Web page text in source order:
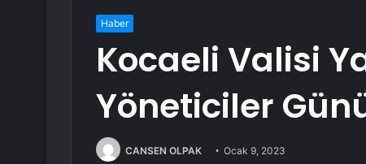
Haber
Kocaeli Valisi
Yöneticiler
CANSEN OLPAK Ocak 9, 2023